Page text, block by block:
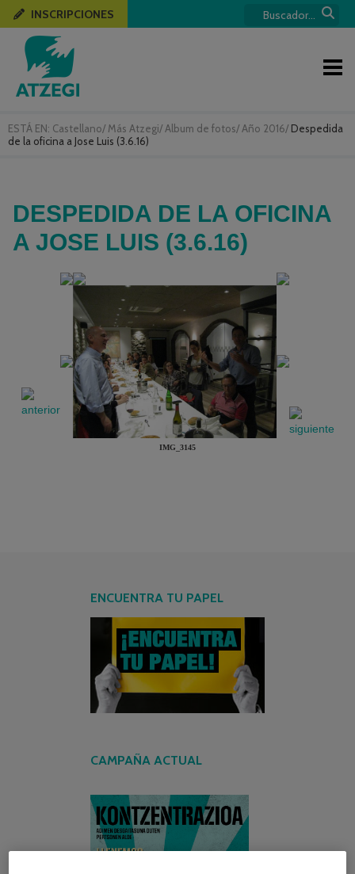
ESTÁ EN: Castellano/ Más Atzegi/ Album de fotos/ Año 2016/ Despedida
de la oficina a Jose Luis (3.6.16)
INSCRIPCIONES
DESPEDIDA DE LA OFICINA
A JOSE LUIS (3.6.16)
IMG_3145
ENCUENTRA TU PAPEL
CAMPAÑA ACTUAL